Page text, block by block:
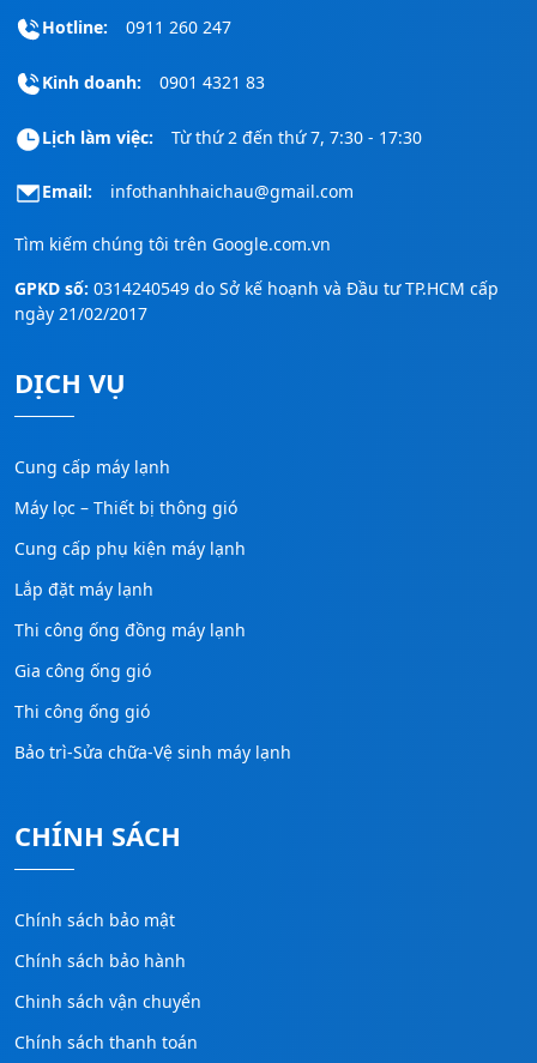
Hotline: 0911 260 247
Kinh doanh: 0901 4321 83
Lịch làm việc: Từ thứ 2 đến thứ 7, 7:30 - 17:30
Email: infothanhhaichau@gmail.com
Tìm kiếm chúng tôi trên Google.com.vn
GPKD số: 0314240549 do Sở kế hoạnh và Đầu tư TP.HCM cấp
ngày 21/02/2017
DỊCH VỤ
Cung cấp máy lạnh
Máy lọc – Thiết bị thông gió
Cung cấp phụ kiện máy lạnh
Lắp đặt máy lạnh
Thi công ống đồng máy lạnh
Gia công ống gió
Thi công ống gió
Bảo trì-Sửa chữa-Vệ sinh máy lạnh
CHÍNH SÁCH
Chính sách bảo mật
Chính sách bảo hành
Chinh sách vận chuyển
Chính sách thanh toán